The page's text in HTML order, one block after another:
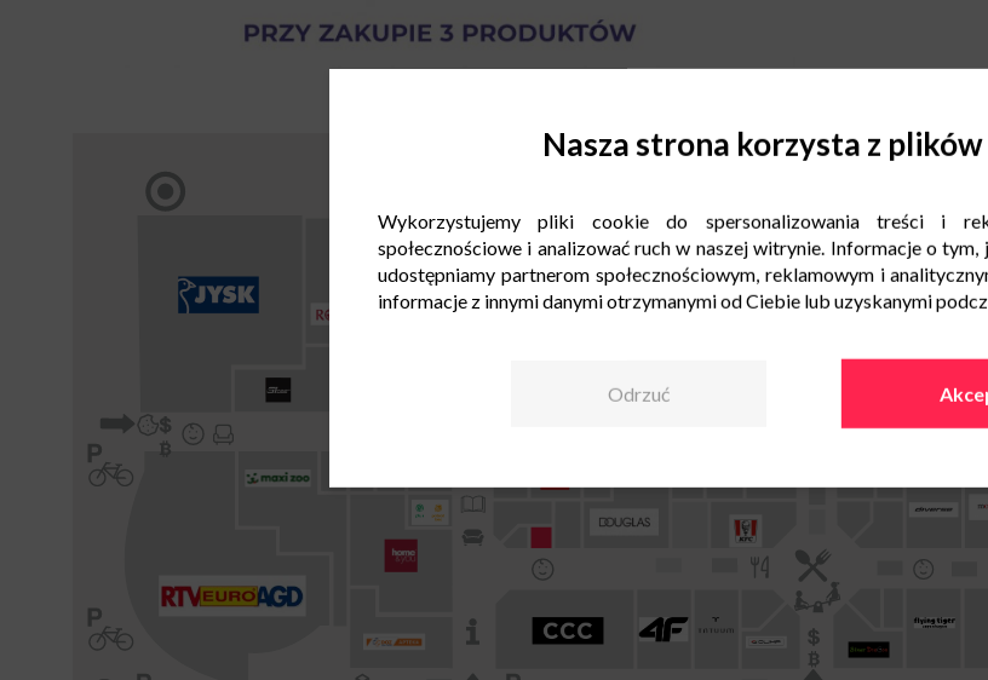
Nasza strona korzysta z
Wykorzystujemy pliki cookie do spersonalizowania treści i
społecznościowe i analizować ruch w naszej witrynie. Informacje o
udostępniamy partnerom społecznościowym, reklamowym i
informacje z innymi danymi otrzymanymi od Ciebie lub uzyskanymi
Odrzuć